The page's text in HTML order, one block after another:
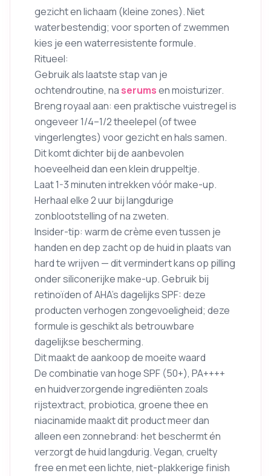
gezicht en lichaam (kleine zones). Niet
waterbestendig; voor sporten of zwemmen
kies je een waterresistente formule.
Ritueel:
Gebruik als laatste stap van je
ochtendroutine, na serumsen moisturizer.
Breng royaal aan: een praktische vuistregel is
ongeveer 1/4–1/2 theelepel (of twee
vingerlengtes) voor gezicht en hals samen.
Dit komt dichter bij de aanbevolen
hoeveelheid dan een klein druppeltje.
Laat 1-3 minuten intrekken vóór make-up.
Herhaal elke 2 uur bij langdurige
zonblootstelling of na zweten.
Insider-tip: warm de crème even tussen je
handen en dep zacht op de huid in plaats van
hard te wrijven — dit vermindert kans op pilling
onder siliconerijke make-up. Gebruik bij
retinoïden of AHA’s dagelijks SPF: deze
producten verhogen zongevoeligheid; deze
formule is geschikt als betrouwbare
dagelijkse bescherming.
Dit maakt de aankoop de moeite waard
De combinatie van hoge SPF (50+), PA++++
en huidverzorgende ingrediënten zoals
rijstextract, probiotica, groene thee en
niacinamide maakt dit product meer dan
alleen een zonnebrand: het beschermt én
verzorgt de huid langdurig. Vegan, cruelty
free en met een lichte, niet-plakkerige finish